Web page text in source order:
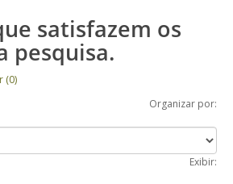
satisfazem os
pesquisa.
(0)
Organizar por:
Exibir: